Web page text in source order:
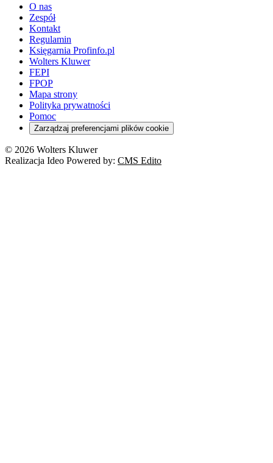
O nas
Zespół
Kontakt
Regulamin
Księgarnia Profinfo.pl
Wolters Kluwer
FEPI
FPOP
Mapa strony
Polityka prywatności
Pomoc
Zarządzaj preferencjami plików cookie
© 2026 Wolters Kluwer
Realizacja Ideo Powered by: CMS Edito